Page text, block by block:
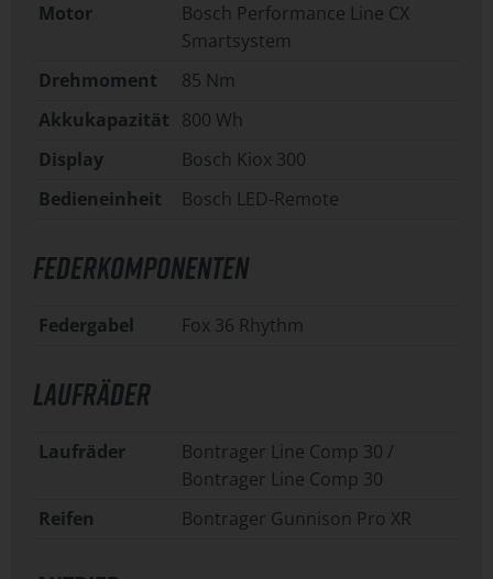
Motor
Bosch Performance Line CX
Smartsystem
Drehmoment
85 Nm
Akkukapazität 800 Wh
Display
Bosch Kiox 300
Bedieneinheit
Bosch LED-Remote
FEDERKOMPONENTEN
Federgabel Fox 36 Rhythm
LAUFRÄDER
Laufräder
Bontrager Line Comp 30 /
Bontrager Line Comp 30
Reifen
Bontrager Gunnison Pro XR